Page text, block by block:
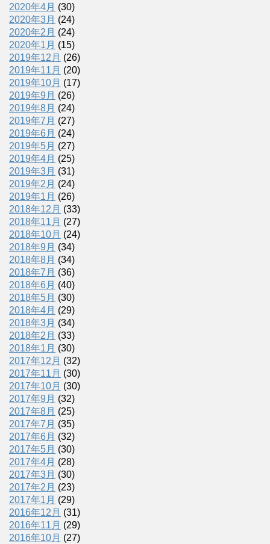
2020年4月 (30)
2020年3月 (24)
2020年2月 (24)
2020年1月 (15)
2019年12月 (26)
2019年11月 (20)
2019年10月 (17)
2019年9月 (26)
2019年8月 (24)
2019年7月 (27)
2019年6月 (24)
2019年5月 (27)
2019年4月 (25)
2019年3月 (31)
2019年2月 (24)
2019年1月 (26)
2018年12月 (33)
2018年11月 (27)
2018年10月 (24)
2018年9月 (34)
2018年8月 (34)
2018年7月 (36)
2018年6月 (40)
2018年5月 (30)
2018年4月 (29)
2018年3月 (34)
2018年2月 (33)
2018年1月 (30)
2017年12月 (32)
2017年11月 (30)
2017年10月 (30)
2017年9月 (32)
2017年8月 (25)
2017年7月 (35)
2017年6月 (32)
2017年5月 (30)
2017年4月 (28)
2017年3月 (30)
2017年2月 (23)
2017年1月 (29)
2016年12月 (31)
2016年11月 (29)
2016年10月 (27)